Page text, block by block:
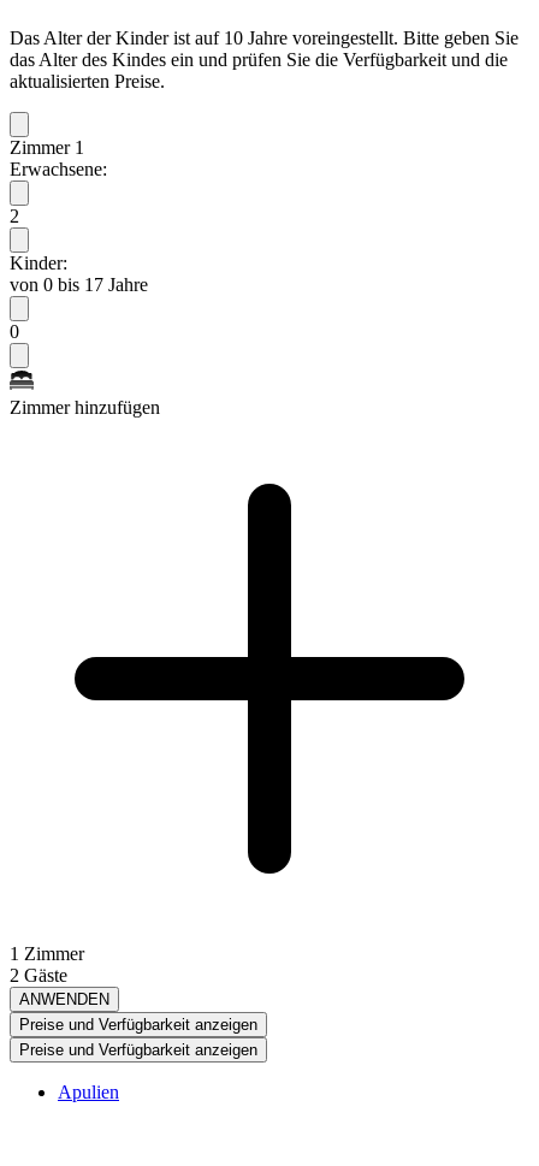
Das Alter der Kinder ist auf 10 Jahre voreingestellt. Bitte geben Sie
das Alter des Kindes ein und prüfen Sie die Verfügbarkeit und die
aktualisierten Preise.
Zimmer 1
Erwachsene:
2
Kinder:
von 0 bis 17 Jahre
0
Zimmer hinzufügen
1 Zimmer
2 Gäste
ANWENDEN
Preise und Verfügbarkeit anzeigen
Preise und Verfügbarkeit anzeigen
Apulien